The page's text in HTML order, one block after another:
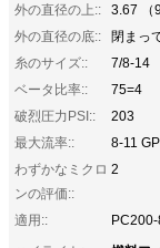
外の直径の上::
3.67 （
外の直径の底::
閉まっ
糸のサイズ::
7/8-14
ベータ比率::
75=4
破烈圧力PSI::
203
最大流率::
8-11
わずかなミクロ
ンの評価::
2
適用::